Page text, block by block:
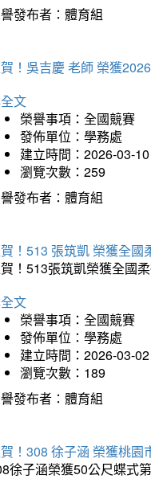
發布者：體育組
！吳吉慶 老師 榮獲
文
榮譽事項：全國競賽
發佈單位：學務處
建立時間：2026-03-10
瀏覽次數：259
發布者：體育組
！513 張筑凱 榮獲全國
！513張筑凱榮獲全國
文
榮譽事項：全國競賽
發佈單位：學務處
建立時間：2026-03-02
瀏覽次數：189
發布者：體育組
！308 徐子涵 榮獲桃園
徐子涵榮獲50公尺蝶式